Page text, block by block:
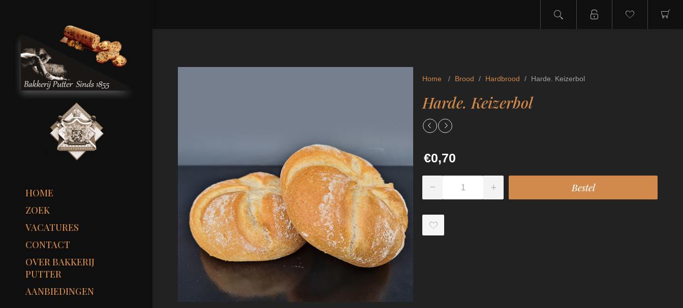
HOME
ZOEK
VACATURES
CONTACT
OVER BAKKERIJ
PUTTER
AANBIEDINGEN
Home / Brood / Hardbrood / Harde. Keizerbol
Harde. Keizerbol
€0,70